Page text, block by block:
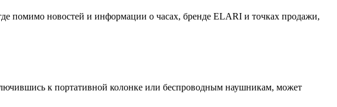
помимо новостей и информации о часах, бренде ELARI и точках продажи,
к портативной колонке или беспроводным наушникам, может